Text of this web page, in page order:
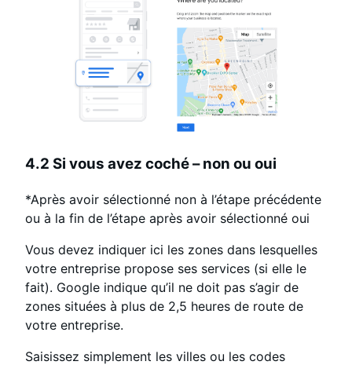
4.2 Si vous avez coché – non ou oui
*Après avoir sélectionné non à l’étape précédente
ou à la fin de l’étape après avoir sélectionné oui
Vous devez indiquer ici les zones dans lesquelles
votre entreprise propose ses services (si elle le
fait). Google indique qu’il ne doit pas s’agir de
zones situées à plus de 2,5 heures de route de
votre entreprise.
Saisissez simplement les villes ou les codes